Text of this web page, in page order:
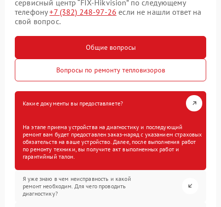
сервисный центр “FIX-Hikvision” по следующему
телефону+7 (382) 248-97-26 если не нашли ответ на
свой вопрос.
Общие вопросы
Вопросы по ремонту тепловизоров
Какие документы вы предоставляете?
На этапе приема устройства на диагностику и последующий
ремонт вам будет предоставлен заказ-наряд с указанием страховых
обязательств на ваше устройство. Далее, после выполнения работ
по ремонту техники, вы получите акт выполненных работ и
гарантийный талон.
Я уже знаю в чем неисправность и какой
ремонт необходим. Для чего проводить
диагностику?